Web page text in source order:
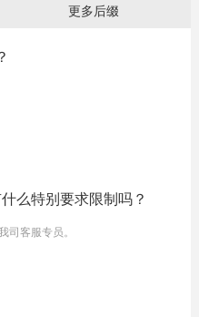
更多后缀
么特别要求限制吗？
客服专员。